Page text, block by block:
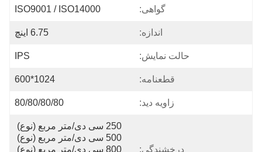
گواهی: ISO9001 / ISO14000
اندازه: 6.75 اینچ
حالت نمایش: IPS
قطعنامه: 1024*600
زاویه دید: 80/80/80/80
درخشندگی: